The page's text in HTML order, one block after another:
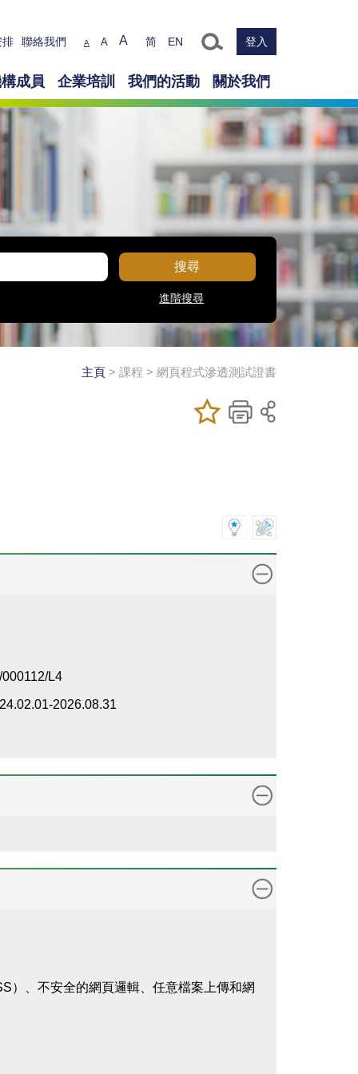
排 聯絡我們
Text size
A A A 简 EN 登入
成員 企業培訓 我們的活動 關於我們
搜尋
進階搜尋
主頁 > 課程 > 網頁程式滲透測試證書
加入/移除我喜
愛的課程
儲存課程
列印
000112/L4
2026.08.31
）、不安全的網頁邏輯、任意檔案上傳和網